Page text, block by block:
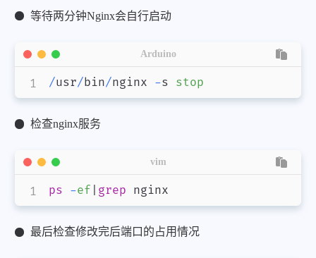
等待两分钟Nginx会自行启动
/usr/bin/nginx -s stop
Arduino
检查nginx服务
ps -ef grep
vim
最后检查修改完后端口的占用情况